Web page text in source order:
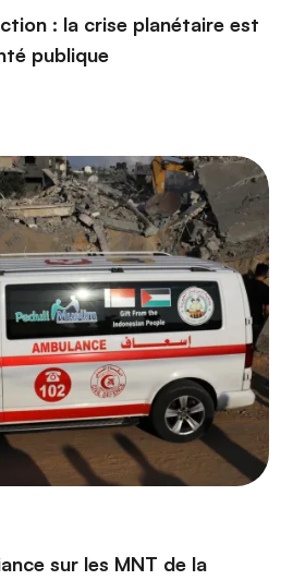
: la crise planétaire est
publique
sur les MNT de la